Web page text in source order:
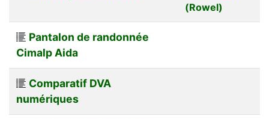
(Rowel)
Pantalon de randonnée
Cimalp Aida
Comparatif DVA
numériques